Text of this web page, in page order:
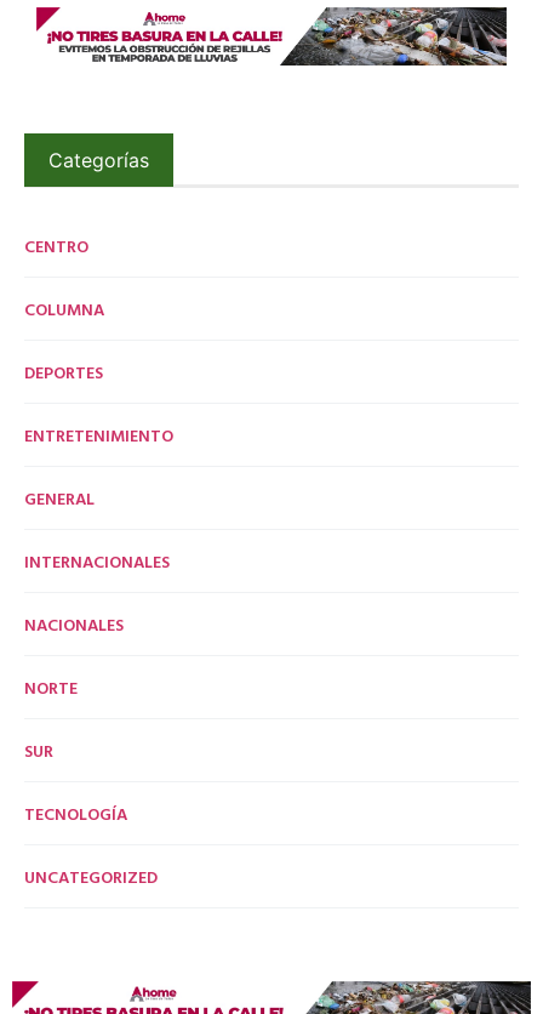
Categorías
CENTRO
COLUMNA
DEPORTES
ENTRETENIMIENTO
GENERAL
INTERNACIONALES
NACIONALES
NORTE
SUR
TECNOLOGÍA
UNCATEGORIZED